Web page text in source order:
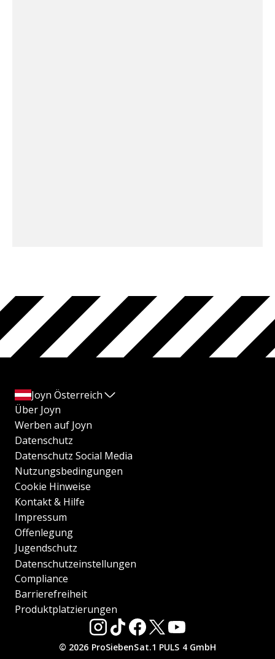
Joyn Österreich
Über Joyn
Werben auf Joyn
Datenschutz
Datenschutz Social Media
Nutzungsbedingungen
Cookie Hinweise
Kontakt & Hilfe
Impressum
Offenlegung
Jugendschutz
Datenschutzeinstellungen
Compliance
Barrierefreiheit
Produktplatzierungen
© 2026 ProSiebenSat.1 PULS 4 GmbH